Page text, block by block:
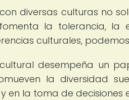
diversas culturas no
la tolerancia, la
culturales,
desempeña un
la diversidad
en la toma de